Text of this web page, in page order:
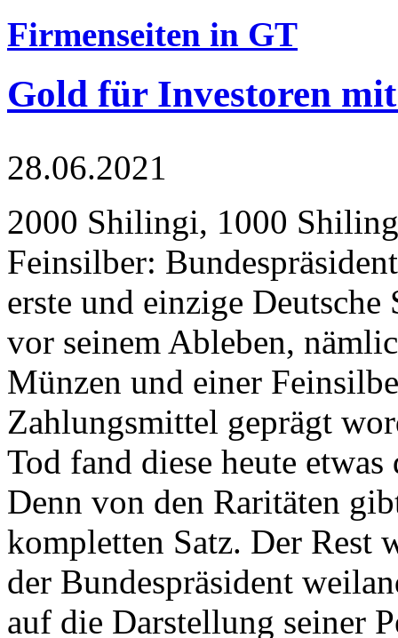
Firmenseiten in GT
Gold für Investoren
28.06.2021
2000 Shilingi, 1000
Feinsilber:
erste und einzige Deutsche
vor seinem Ableben,
Münzen und einer
Zahlungsmittel geprägt
Tod fand diese heute
Denn von den Raritäten
kompletten Satz. Der Rest
der Bundespräsident
auf die Darstellung seiner